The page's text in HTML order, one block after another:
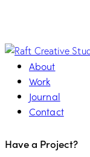
About
Work
Journal
Contact
Have a Project?